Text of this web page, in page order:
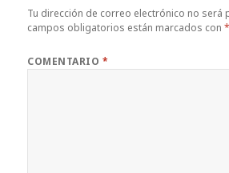
Tu dirección de correo electrónico no será
campos obligatorios están marcados con*
COMENTARIO *